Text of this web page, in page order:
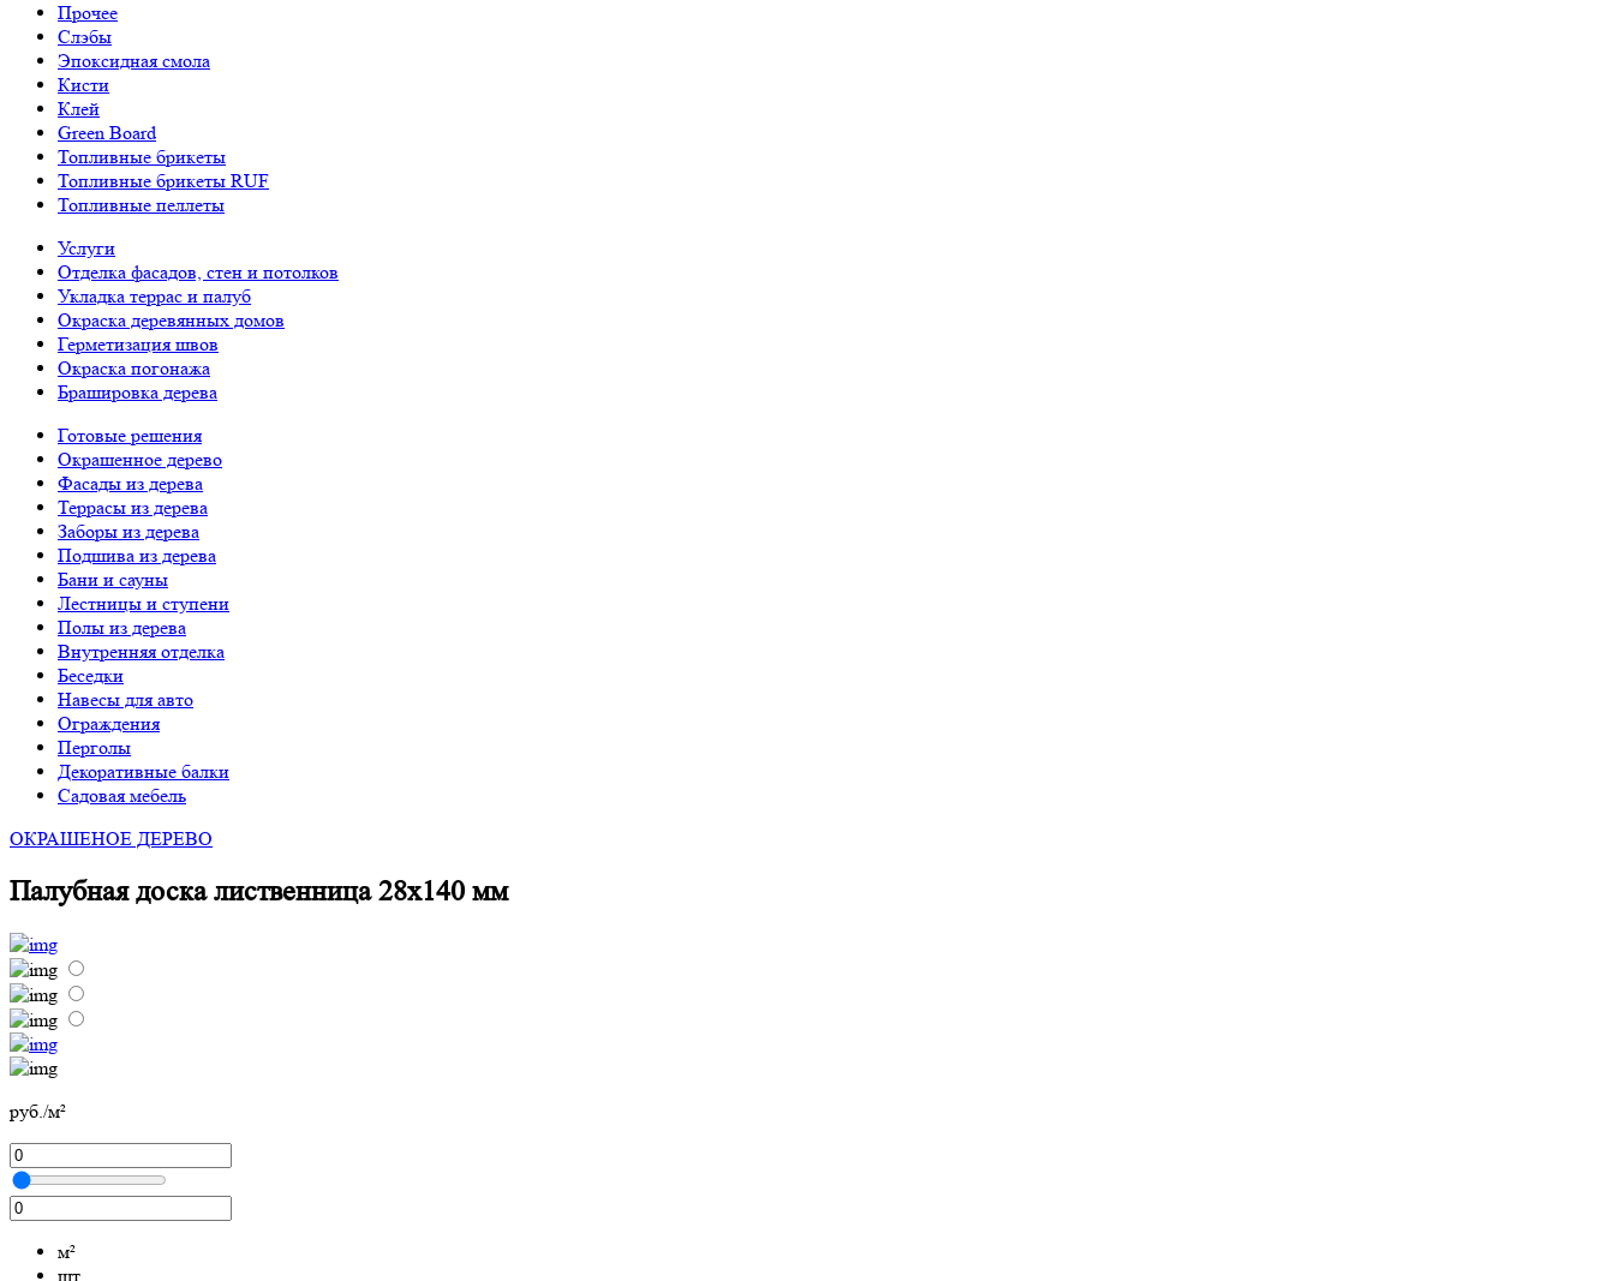
Прочее
Слэбы
Эпоксидная смола
Кисти
Клей
Green Board
Топливные брикеты
Топливные брикеты RUF
Топливные пеллеты
Услуги
Отделка фасадов, стен и потолков
Укладка террас и палуб
Окраска деревянных домов
Герметизация швов
Окраска погонажа
Брашировка дерева
Готовые решения
Окрашенное дерево
Фасады из дерева
Террасы из дерева
Заборы из дерева
Подшива из дерева
Бани и сауны
Лестницы и ступени
Полы из дерева
Внутренняя отделка
Беседки
Навесы для авто
Ограждения
Перголы
Декоративные балки
Садовая мебель
ОКРАШЕНОЕ ДЕРЕВО
Палубная доска лиственница 28х140 мм
руб./м²
м²
шт.